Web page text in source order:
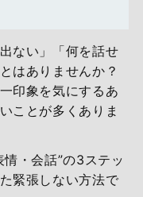
ない」「何を話せ
はありませんか？
印象を気にするあ
ことが多くありま
・会話”の3ステッ
緊張しない方法で